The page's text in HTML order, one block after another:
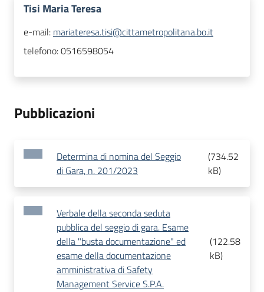
Tisi Maria Teresa
e-mail: mariateresa.tisi@cittametropolitana.bo.it
telefono:0516598054
Pubblicazioni
Determina di nomina del Seggio
di Gara, n. 201/2023
(734.52
kB)
Verbale della seconda seduta
pubblica del seggio di gara. Esame
della "busta documentazione" ed
esame della documentazione
amministrativa di Safety
Management Service S.P.A.
(122.58
kB)